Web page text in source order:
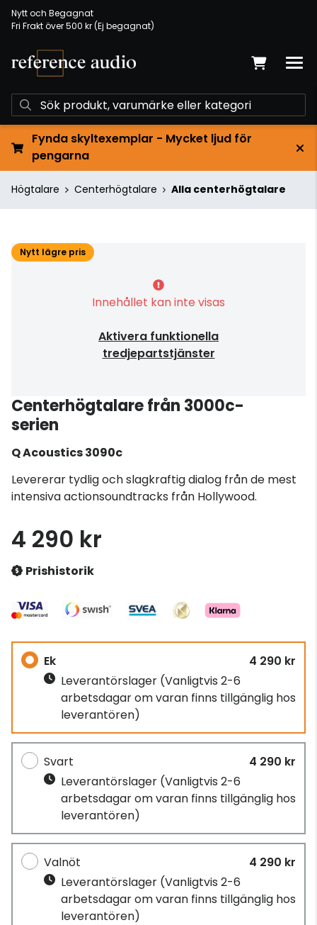
Nytt och Begagnat
Fri Frakt över 500 kr (Ej begagnat)
Fynda skyltexemplar - Mycket ljud för
pengarna
Högtalare Centerhögtalare Alla centerhögtalare
Nytt lägre pris
Innehållet kan inte visas
Aktivera funktionella
tredjepartstjänster
Centerhögtalare från 3000c-
serien
Q Acoustics3090c
Levererar tydlig och slagkraftig dialog från de mest
intensiva actionsoundtracks från Hollywood.
4 290 kr
Prishistorik
Ek
4 290 kr
Leverantörslager (Vanligtvis 2-6
arbetsdagar om varan finns tillgänglig hos
leverantören)
Svart
4 290 kr
Leverantörslager (Vanligtvis 2-6
arbetsdagar om varan finns tillgänglig hos
leverantören)
Valnöt
4 290 kr
Leverantörslager (Vanligtvis 2-6
arbetsdagar om varan finns tillgänglig hos
leverantören)